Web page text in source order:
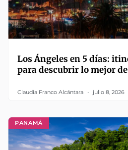
Los Ángeles en 5 días:
para descubrir lo mejor
Claudia Franco Alcántara julio 8, 2026
PANAMÁ